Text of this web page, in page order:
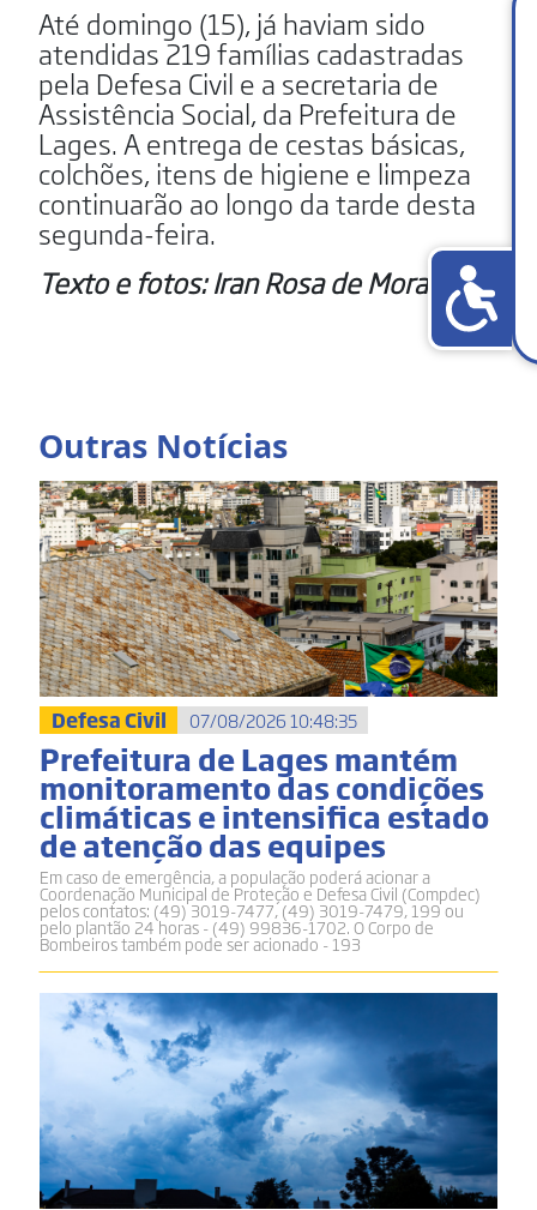
Até domingo (15), já haviam sido
atendidas 219 famílias cadastradas
pela Defesa Civil e a secretaria de
Assistência Social, da Prefeitura de
Lages. A entrega de cestas básicas,
colchões, itens de higiene e limpeza
continuarão ao longo da tarde desta
segunda-feira.
Texto e fotos: Iran Rosa de Moraes
Outras Notícias
Defesa Civil 07/08/2026 10:48:35
Prefeitura de Lages mantém
monitoramento das condições
climáticas e intensifica estado
de atenção das equipes
Em caso de emergência, a população poderá acionar a
Coordenação Municipal de Proteção e Defesa Civil (Compdec)
pelos contatos: (49) 3019-7477, (49) 3019-7479, 199 ou
pelo plantão 24 horas - (49) 99836-1702. O Corpo de
Bombeiros também pode ser acionado - 193